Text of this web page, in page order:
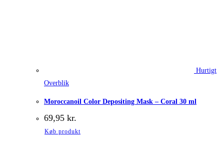
Hurtigt
Overblik
Moroccanoil Color Depositing Mask – Coral 30 ml
69,95 kr.
Køb produkt